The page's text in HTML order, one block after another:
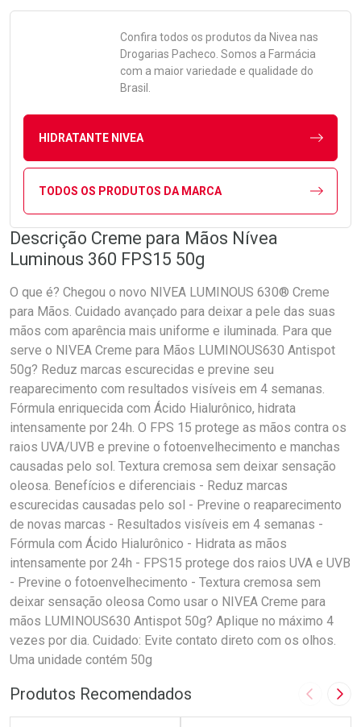
Confira todos os produtos da Nivea nas
Drogarias Pacheco. Somos a Farmácia
com a maior variedade e qualidade do
Brasil.
HIDRATANTE NIVEA
TODOS OS PRODUTOS DA MARCA
Descrição Creme para Mãos Nívea
Luminous 360 FPS15 50g
O que é? Chegou o novo NIVEA LUMINOUS 630® Creme
para Mãos. Cuidado avançado para deixar a pele das suas
mãos com aparência mais uniforme e iluminada. Para que
serve o NIVEA Creme para Mãos LUMINOUS630 Antispot
50g? Reduz marcas escurecidas e previne seu
reaparecimento com resultados visíveis em 4 semanas.
Fórmula enriquecida com Ácido Hialurônico, hidrata
intensamente por 24h. O FPS 15 protege as mãos contra os
raios UVA/UVB e previne o fotoenvelhecimento e manchas
causadas pelo sol. Textura cremosa sem deixar sensação
oleosa. Benefícios e diferenciais - Reduz marcas
escurecidas causadas pelo sol - Previne o reaparecimento
de novas marcas - Resultados visíveis em 4 semanas -
Fórmula com Ácido Hialurônico - Hidrata as mãos
intensamente por 24h - FPS15 protege dos raios UVA e UVB
- Previne o fotoenvelhecimento - Textura cremosa sem
deixar sensação oleosa Como usar o NIVEA Creme para
mãos LUMINOUS630 Antispot 50g? Aplique no máximo 4
vezes por dia. Cuidado: Evite contato direto com os olhos.
Uma unidade contém 50g
Produtos Recomendados Imagem